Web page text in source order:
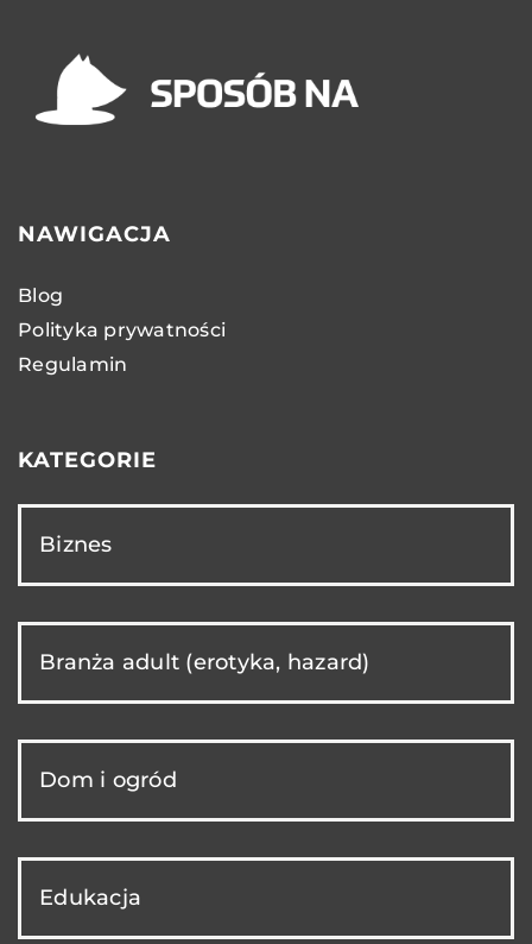
NAWIGACJA
Blog
Polityka prywatności
Regulamin
KATEGORIE
Biznes
Branża adult (erotyka, hazard)
Dom i ogród
Edukacja